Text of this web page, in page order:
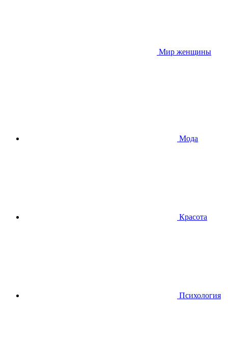
Мир женщины
Мода
Красота
Психология